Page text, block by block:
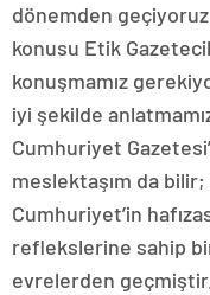
dönemden
konusu Etik
konuşmamız
iyi şekilde
Cumhuriyet
meslektaşım da
Cumhuriyet’in
reflekslerine sahip
evrelerden